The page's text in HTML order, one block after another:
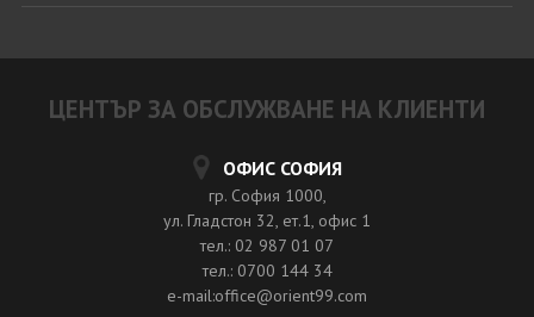
ЦЕНТЪР ЗА ОБСЛУЖВАНЕ НА КЛИЕНТИ
ОФИС СОФИЯ
гр. София 1000,
ул. Гладстон 32, ет.1, офис 1
тел.: 02 987 01 07
тел.: 0700 144 34
e-mail:office@orient99.com